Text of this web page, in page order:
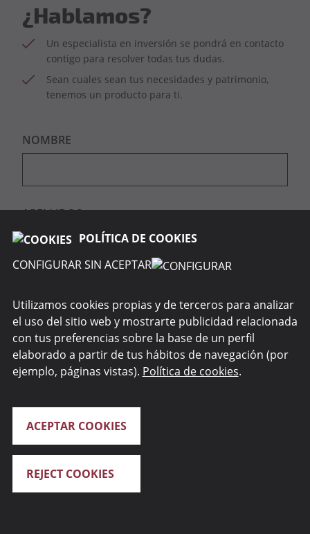
POLÍTICA DE COOKIES
CONFIGURAR SIN ACEPTAR
Utilizamos cookies propias y de terceros para analizar
el uso del sitio web y mostrarte publicidad relacionada
con tus preferencias sobre la base de un perfil
elaborado a partir de tus hábitos de navegación (por
ejemplo, páginas vistas). Política de cookies.
REJECT COOKIES
ACEPTAR COOKIES
¿Hablamos?
Un especialista en inversión se pondrá en contacto
contigo para resolver todas tus dudas.
Sean cuales sean tus necesidades y patrimonio,
tenemos un producto para ti.
NOMBRE
APELLIDOS
TELÉFONO
CÓDIGO POSTAL